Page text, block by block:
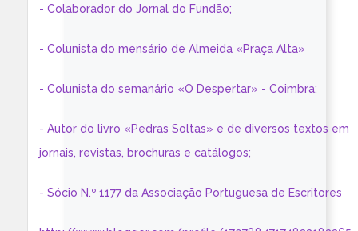
- Colaborador do Jornal do Fundão;
- Colunista do mensário de Almeida «Praça Alta»
- Colunista do semanário «O Despertar» - Coimbra:
- Autor do livro «Pedras Soltas» e de diversos textos em
jornais, revistas, brochuras e catálogos;
- Sócio N.º 1177 da Associação Portuguesa de Escritores